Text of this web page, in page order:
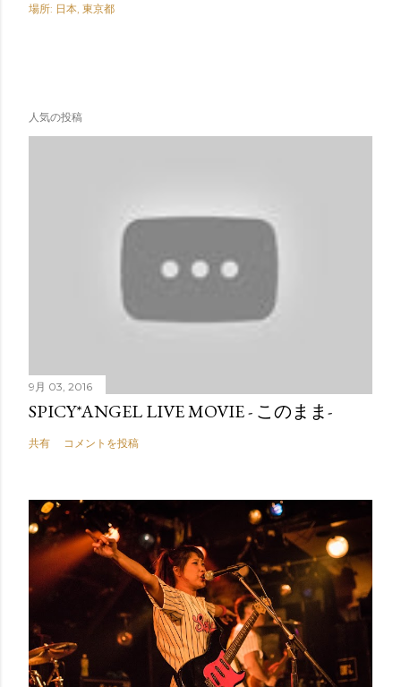
場所: 日本, 東京都
人気の投稿
9月 03, 2016
SPICY*ANGEL LIVE MOVIE - このまま-
共有 コメントを投稿